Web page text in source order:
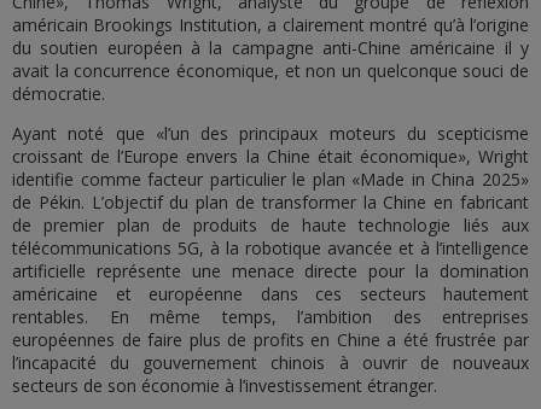
américain Brookings Institution, a clairement montré qu’à l’origine
du soutien européen à la campagne anti-Chine américaine il y
avait la concurrence économique, et non un quelconque souci de
démocratie.
Ayant noté que «l’un des principaux moteurs du scepticisme
croissant de l’Europe envers la Chine était économique», Wright
identifie comme facteur particulier le plan «Made in China 2025»
de Pékin. L’objectif du plan de transformer la Chine en fabricant
de premier plan de produits de haute technologie liés aux
télécommunications 5G, à la robotique avancée et à l’intelligence
artificielle représente une menace directe pour la domination
américaine et européenne dans ces secteurs hautement
rentables. En même temps, l’ambition des entreprises
européennes de faire plus de profits en Chine a été frustrée par
l’incapacité du gouvernement chinois à ouvrir de nouveaux
secteurs de son économie à l’investissement étranger.